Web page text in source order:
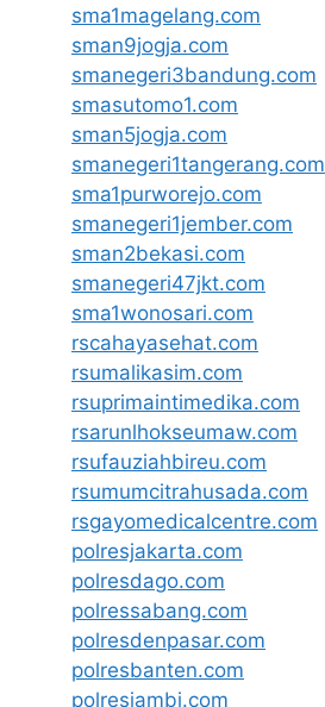
sma1magelang.com
sman9jogja.com
smanegeri3bandung.com
smasutomo1.com
sman5jogja.com
smanegeri1tangerang.com
sma1purworejo.com
smanegeri1jember.com
sman2bekasi.com
smanegeri47jkt.com
sma1wonosari.com
rscahayasehat.com
rsumalikasim.com
rsuprimaintimedika.com
rsarunlhokseumaw.com
rsufauziahbireu.com
rsumumcitrahusada.com
rsgayomedicalcentre.com
polresjakarta.com
polresdago.com
polressabang.com
polresdenpasar.com
polresbanten.com
polresjambi.com